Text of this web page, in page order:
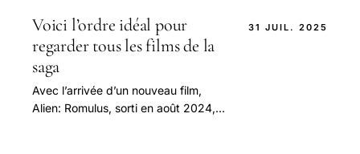
intelligentes.
Voici l’ordre idéal pour
regarder tous les films de la
saga
Avec l’arrivée d’un nouveau film,
Alien: Romulus, sorti en août 2024,
31 JUIL. 2025